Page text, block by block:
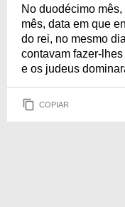
No duodécimo
mês, data em que
do rei, no mesmo
contavam fazer-
e os judeus
COPIAR